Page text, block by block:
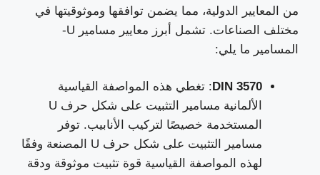
من المعايير الدولية، مما يضمن توافقها وموثوقيتها في
مختلف الصناعات. تشمل أبرز معايير مسامير U-
المسامير ما يلي:
DIN 3570 : تغطي هذه المواصفة القياسية
الألمانية مسامير التثبيت على شكل حرف U
المستخدمة خصيصًا لتركيب الأنابيب. توفر
مسامير التثبيت على شكل حرف U المصنعة وفقًا
لهذه المواصفة القياسية قوة تثبيت موثوقة ودقة